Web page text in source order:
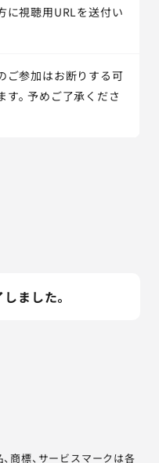
に視聴用URLを送付い
ご参加はお断りする可
す。予めご了承くださ
ました。
商標、サービスマークは各